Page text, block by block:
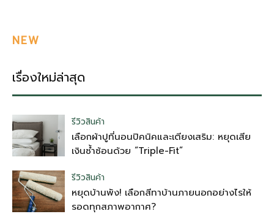
NEW
เรื่องใหม่ล่าสุด
รีวิวสินค้า
เลือกผ้าปูที่นอนปิคนิคและเตียงเสริม: หยุดเสีย
เงินซ้ำซ้อนด้วย “Triple-Fit”
รีวิวสินค้า
หยุดบ้านพัง! เลือกสีทาบ้านภายนอกอย่างไรให้
รอดทุกสภาพอากาศ?